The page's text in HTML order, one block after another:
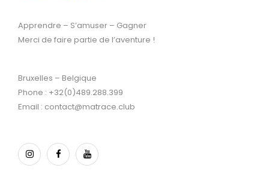
Apprendre – S’amuser – Gagner
Merci de faire partie de l’aventure !
Bruxelles – Belgique
Phone : +32(0)489.288.399
Email : contact@matrace.club